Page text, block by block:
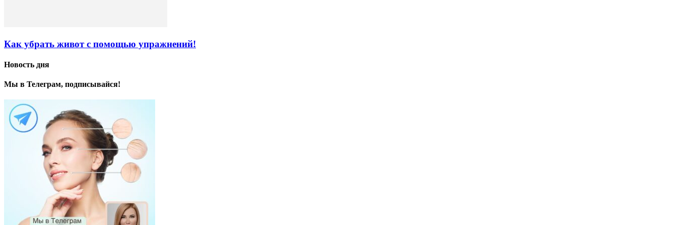
Как убрать живот с помощью упражнений!
Новость дня
Мы в Телеграм, подписывайся!